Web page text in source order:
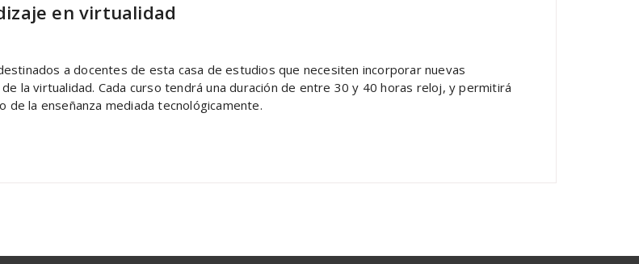
en virtualidad
a docentes de esta casa de estudios que necesiten incorporar nuevas
la virtualidad. Cada curso tendrá una duración de entre 30 y 40 horas reloj, y permitirá
la enseñanza mediada tecnológicamente.